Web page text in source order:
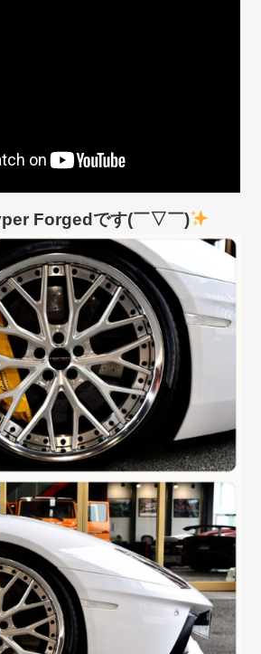
Forgedです(￣▽￣)